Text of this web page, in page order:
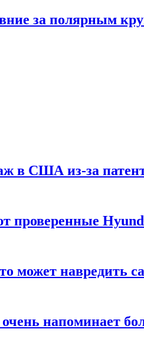
за полярным
в США из-за
проверенные
может навредить
напоминает